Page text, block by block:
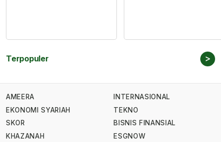
Terpopuler >
AMEERA
EKONOMI SYARIAH
SKOR
KHAZANAH
INTERNASIONAL
TEKNO
BISNIS FINANSIAL
ESGNOW